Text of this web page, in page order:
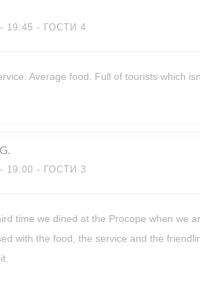
- 19:45 - ГОСТИ 4
Average food. Full of tourists which
G
- 19:00 - ГОСТИ 3
time we dined at the Procope when we
with the food, the service and the